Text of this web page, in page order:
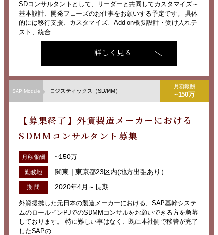
SDコンサルタントとして、リーダーと共同してカスタマイズ～
基本設計、開発フェーズのお仕事をお願いする予定です。 具体
的には移行支援、カスタマイズ、Add-on概要設計・受け入れテ
スト、統合...
詳しく見る
SAP Module ロジスティックス（SD/MM）
月額報酬
~150万
【募集終了】外資製造メーカーにおける
SDMMコンサルタント募集
月額報酬 ~150万
勤務地 関東｜東京都23区内(地方出張あり）
期 間 2020年4月～長期
外資提携した元日本の製造メーカーにおける、SAP基幹システ
ムのロールインPJでのSDMMコンサルをお願いできる方を急募
しております。 特に難しい事はなく、既に本社側で移管が完了
したSAPの...